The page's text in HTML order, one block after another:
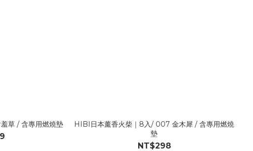
草 / 含專用燃燒墊
HIBI日本薰香火柴｜8入/ 007 金木犀 / 含專用燃燒
墊
NT$298